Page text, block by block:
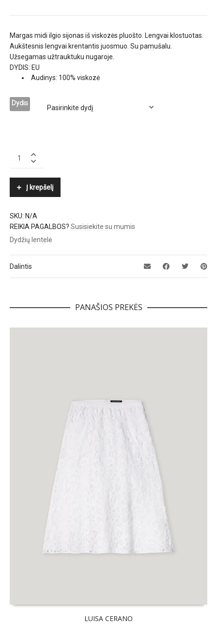
Margas midi ilgio sijonas iš viskozės pluošto. Lengvai klostuotas.
Aukštesnis lengvai krentantis juosmuo. Su pamušalu.
Užsegamas užtrauktuku nugaroje.
DYDIS: EU
Audinys: 100% viskozė
Dydis
CERANO
Į krepšelį
SKU: N/A
REIKIA PAGALBOS? Susisiekite su mumis
Dydžių lentelė
Dalintis
PANAŠIOS PREKĖS
LUISA CERANO